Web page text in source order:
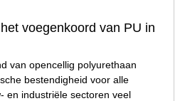
voegenkoord van PU in
van opencellig polyurethaan
bestendigheid voor alle
en industriële sectoren veel